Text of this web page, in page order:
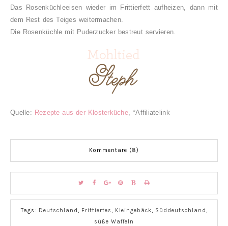
Das Rosenküchleeisen wieder im Frittierfett aufheizen, dann mit
dem Rest des Teiges weitermachen.
Die Rosenküchle mit Puderzucker bestreut servieren.
Quelle: Rezepte aus der Klosterküche, *Affiliatelink
Kommentare (8)
Tags: Deutschland, Frittiertes, Kleingebäck, Süddeutschland,
süße Waffeln